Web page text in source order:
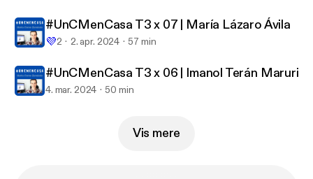
#UnCMenCasa T3 x 07 | María Lázaro Ávila
💜2 2. apr. 2024 57 min
#UnCMenCasa T3 x 06 | Imanol Terán Maruri
4. mar. 2024 50 min
Vis mere